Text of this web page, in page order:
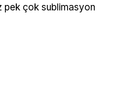
pek çok sublimasyon